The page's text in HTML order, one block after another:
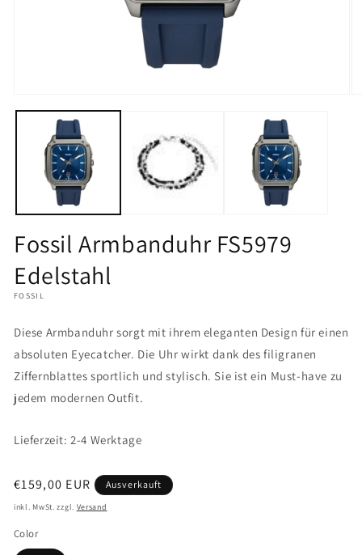
1
Fossil Armbanduhr FS5979
Edelstahl
FOSSIL
Diese Armbanduhr sorgt mit ihrem eleganten Design für einen
absoluten Eyecatcher. Die Uhr wirkt dank des filigranen
Ziffernblattes sportlich und stylisch. Sie ist ein Must-have zu
jedem modernen Outfit.
Lieferzeit: 2-4 Werktage
Normaler
Preis
€159,00 EUR Ausverkauft
inkl. MwSt. zzgl. Versand
Color